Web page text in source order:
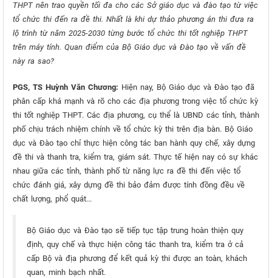
THPT nên trao quyền tối đa cho các Sở giáo dục và đào tạo từ việc
tổ chức thi đến ra đề thi. Nhất là khi dự thảo phương án thi đưa ra
lộ trình từ năm 2025-2030 từng bước tổ chức thi tốt nghiệp THPT
trên máy tính. Quan điểm của Bộ Giáo dục và Đào tạo về vấn đề
này ra sao?
PGS, TS Huỳnh Văn Chương: Hiện nay, Bộ Giáo dục và Đào tạo đã
phân cấp khá mạnh và rõ cho các địa phương trong việc tổ chức kỳ
thi tốt nghiệp THPT. Các địa phương, cụ thể là UBND các tỉnh, thành
phố chịu trách nhiệm chính về tổ chức kỳ thi trên địa bàn. Bộ Giáo
dục và Đào tạo chỉ thực hiện công tác ban hành quy chế, xây dựng
đề thi và thanh tra, kiểm tra, giám sát. Thực tế hiện nay có sự khác
nhau giữa các tỉnh, thành phố từ năng lực ra đề thi đến việc tổ
chức đánh giá, xây dựng đề thi bảo đảm được tính đồng đều về
chất lượng, phổ quát...
Bộ Giáo dục và Đào tạo sẽ tiếp tục tập trung hoàn thiện quy
định, quy chế và thực hiện công tác thanh tra, kiểm tra ở cả
cấp Bộ và địa phương để kết quả kỳ thi được an toàn, khách
quan, minh bạch nhất.